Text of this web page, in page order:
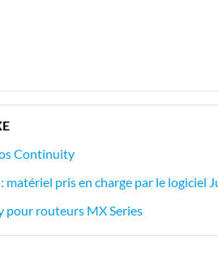
Continuity
pris en charge par le logiciel
pour routeurs MX Series